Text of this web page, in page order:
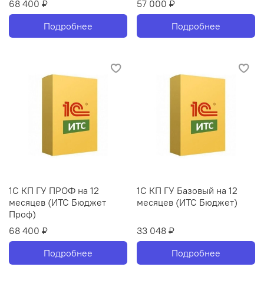
68 400 ₽
Подробнее
57 000 ₽
Подробнее
1С КП ГУ ПРОФ на 12
месяцев (ИТС Бюджет
Проф)
68 400 ₽
Подробнее
1С КП ГУ Базовый на 12
месяцев (ИТС Бюджет)
33 048 ₽
Подробнее